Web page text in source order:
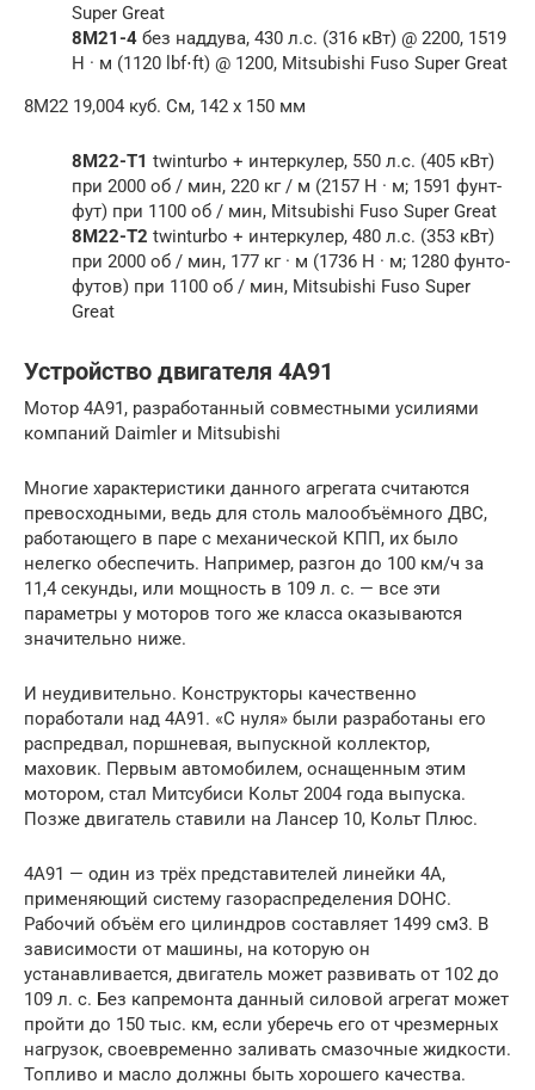
Super Great
8M21-4 без наддува, 430 л.с. (316 кВт) @ 2200, 1519
Н · м (1120 lbf⋅ft) @ 1200, Mitsubishi Fuso Super Great
8M22 19,004 куб. См, 142 x 150 мм
8M22-T1 twinturbo + интеркулер, 550 л.с. (405 кВт)
при 2000 об / мин, 220 кг / м (2157 Н · м; 1591 фунт-
фут) при 1100 об / мин, Mitsubishi Fuso Super Great
8M22-T2 twinturbo + интеркулер, 480 л.с. (353 кВт)
при 2000 об / мин, 177 кг · м (1736 Н · м; 1280 фунто-
футов) при 1100 об / мин, Mitsubishi Fuso Super
Great
Устройство двигателя 4A91
Мотор 4A91, разработанный совместными усилиями
компаний Daimler и Mitsubishi
Многие характеристики данного агрегата считаются
превосходными, ведь для столь малообъёмного ДВС,
работающего в паре с механической КПП, их было
нелегко обеспечить. Например, разгон до 100 км/ч за
11,4 секунды, или мощность в 109 л. с. — все эти
параметры у моторов того же класса оказываются
значительно ниже.
И неудивительно. Конструкторы качественно
поработали над 4A91. «С нуля» были разработаны его
распредвал, поршневая, выпускной коллектор,
маховик. Первым автомобилем, оснащенным этим
мотором, стал Митсубиси Кольт 2004 года выпуска.
Позже двигатель ставили на Лансер 10, Кольт Плюс.
4A91 — один из трёх представителей линейки 4A,
применяющий систему газораспределения DOHC.
Рабочий объём его цилиндров составляет 1499 см3. В
зависимости от машины, на которую он
устанавливается, двигатель может развивать от 102 до
109 л. с. Без капремонта данный силовой агрегат может
пройти до 150 тыс. км, если уберечь его от чрезмерных
нагрузок, своевременно заливать смазочные жидкости.
Топливо и масло должны быть хорошего качества.